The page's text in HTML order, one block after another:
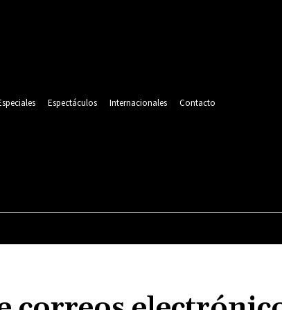
Espectáculos Internacionales Contacto